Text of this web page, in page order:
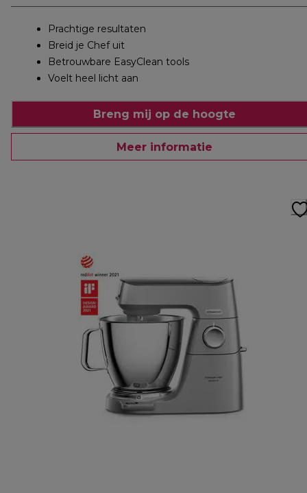
Prachtige resultaten
Breid je Chef uit
Betrouwbare EasyClean tools
Voelt heel licht aan
Breng mij op de hoogte
Meer informatie